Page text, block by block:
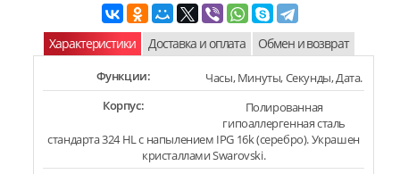
Характеристики Доставка и оплата Обмен и возврат
Функции:
Часы, Минуты, Секунды, Дата.
Корпус:
Полированная
гипоаллергенная сталь
стандарта 324 HL с напылением IPG 16k (серебро). Украшен
кристаллами Swarovski.